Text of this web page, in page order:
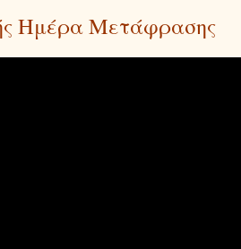
Ημέρα Μετάφρασης